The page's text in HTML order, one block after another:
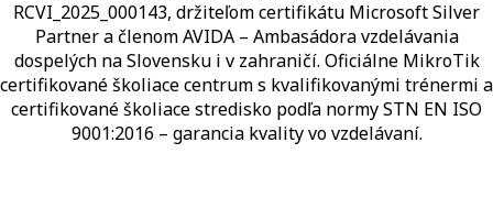
RCVI_2025_000143, držiteľom certifikátu Microsoft Silver
Partner a členom AVIDA – Ambasádora vzdelávania
dospelých na Slovensku i v zahraničí.​​​​​​​​​​​​​​​​ Oficiálne MikroTik
certifikované školiace centrum s kvalifikovanými trénermi ​​​​​​​​​​a
certifikované školiace stredisko podľa normy STN EN ISO
9001:2016 – garancia kvality vo vzdelávaní.